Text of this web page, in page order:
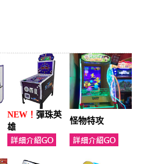
NEW！ 彈珠英
雄
怪物特攻